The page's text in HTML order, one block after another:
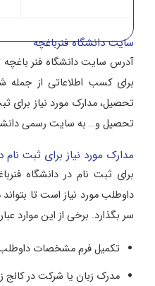
سایت دانشگاه فنرباغچه
آدرس سایت دانشگاه فنر باغچه
برای کسب اطلاعاتی از جمله
تحصیل، مدارک مورد نیاز برای
تحصیل و… به سایت رسمی
مدارک مورد نیاز برای ثبت نام
برای ثبت نام در دانشگاه
داوطلب مورد نیاز است تا
سر بگذارد. برخی از این موارد
تکمیل فرم مشخصات
مدرک زبان یا شرکت در کالج